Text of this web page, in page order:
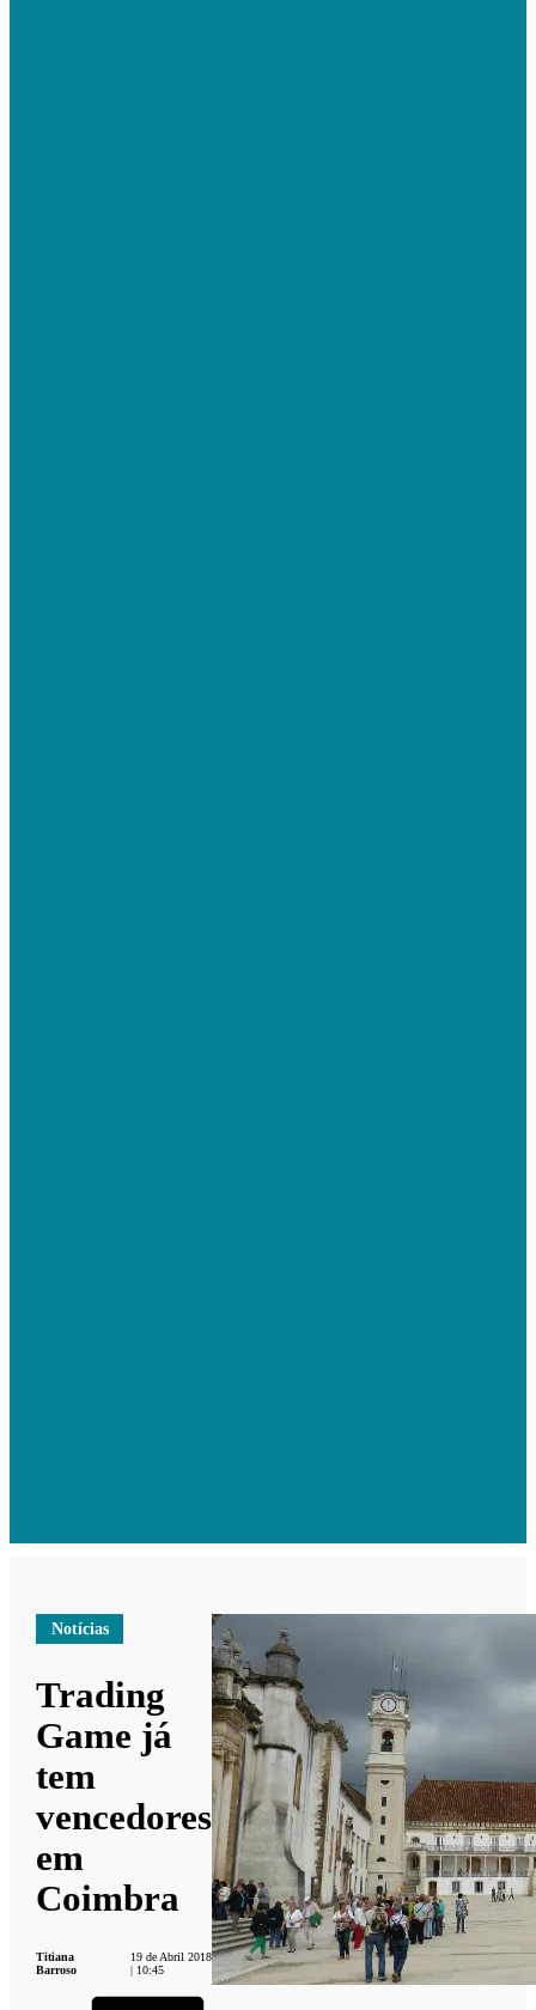
Notícias
Trading
Game já
tem
vencedores
em
Coimbra
Titiana
Barroso
19 de Abril 2018
| 10:45